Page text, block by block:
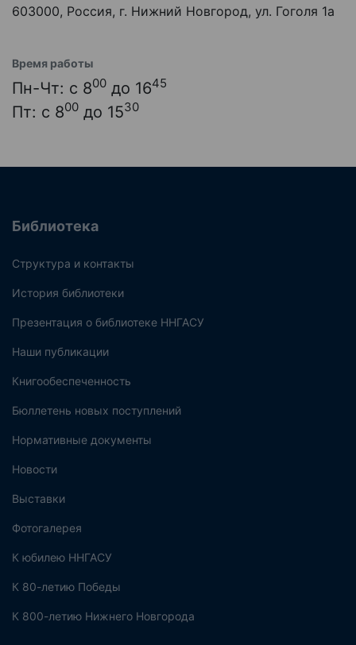
603000, Россия, г. Нижний Новгород, ул. Гоголя 1а
Время работы
Пн-Чт: с 800 до 1645
Пт: с 800 до 1530
Библиотека
Структура и контакты
История библиотеки
Презентация о библиотеке ННГАСУ
Наши публикации
Книгообеспеченность
Бюллетень новых поступлений
Нормативные документы
Новости
Выставки
Фотогалерея
К юбилею ННГАСУ
К 80-летию Победы
К 800-летию Нижнего Новгорода